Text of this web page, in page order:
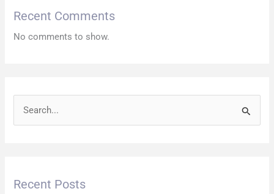
Recent Comments
No comments to show.
c
Recent Posts